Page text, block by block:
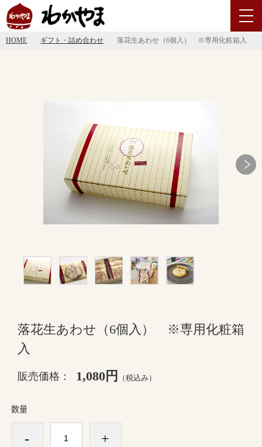
HOME ギフト・詰め合わせ 落花生あわせ（6個入） ※専用化粧箱入
落花生あわせ（6個入） ※専用化粧箱
入
販売価格： 1,080円 （税込み）
数量
- +